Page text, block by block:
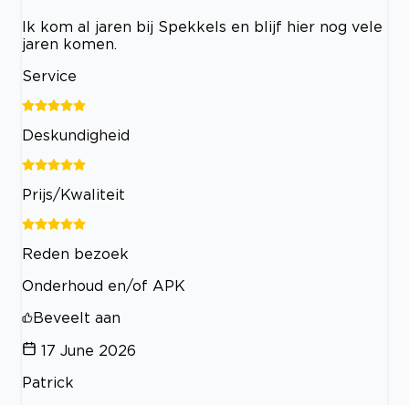
Ik kom al jaren bij Spekkels en blijf hier nog vele
jaren komen.
Service
Deskundigheid
Prijs/Kwaliteit
Reden bezoek
Onderhoud en/of APK
Beveelt aan
17 June 2026
Patrick